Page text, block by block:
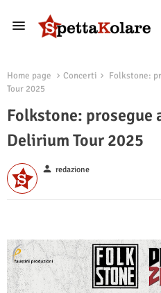
Home page Concerti
Folkstone:
Tour 2025
Folkstone: prosegue
Delirium Tour 2025
person redazione